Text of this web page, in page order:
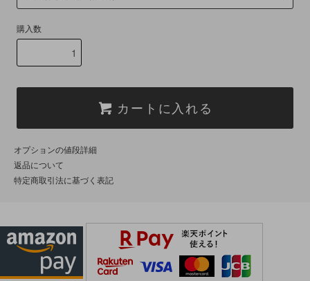
購入数
カートに入れる
オプションの値段詳細
返品について
特定商取引法に基づく表記